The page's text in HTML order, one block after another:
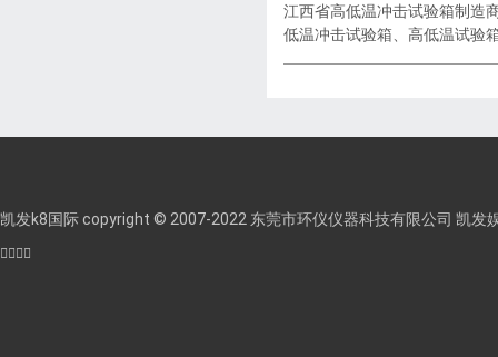
江西省高低温冲击试验箱制造
低温冲击试验箱、高低温试验
凯发k8国际 copyright © 2007-2022 东莞市环仪仪器科技有限公司 凯发